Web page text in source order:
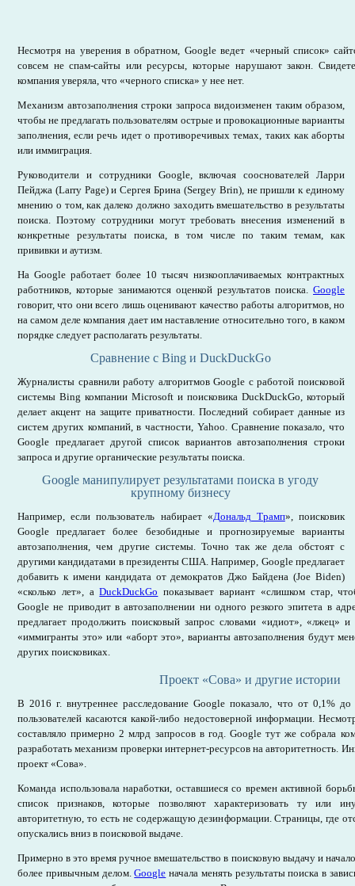
Несмотря на уверения в обратном, Google ведет «черный список»
совсем не спам-сайты или ресурсы, которые нарушают закон.
компания уверяла, что «черного списка» у нее нет.
Механизм автозаполнения строки запроса видоизменен таким образом,
чтобы не предлагать пользователям острые и провокационные варианты
заполнения, если речь идет о противоречивых темах, таких как аборты
или иммиграция.
Руководители и сотрудники Google, включая сооснователей Ларри
Пейджа (Larry Page) и Сергея Брина (Sergey Brin), не пришли к единому
мнению о том, как далеко должно заходить вмешательство в результаты
поиска. Поэтому сотрудники могут требовать внесения изменений в
конкретные результаты поиска, в том числе по таким темам, как
прививки и аутизм.
На Google работает более 10 тысяч низкооплачиваемых контрактных
работников, которые занимаются оценкой результатов поиска. Google
говорит, что они всего лишь оценивают качество работы алгоритмов, но
на самом деле компания дает им наставление относительно того, в каком
порядке следует располагать результаты.
Сравнение с Bing и DuckDuckGo
Журналисты сравнили работу алгоритмов Google с работой поисковой
системы Bing компании Microsoft и поисковика DuckDuckGo, который
делает акцент на защите приватности. Последний собирает данные из
систем других компаний, в частности, Yahoo. Сравнение показало, что
Google предлагает другой список вариантов автозаполнения строки
запроса и другие органические результаты поиска.
Google манипулирует результатами поиска в угоду
крупному бизнесу
Например, если пользователь набирает «Дональд Трамп», поисковик
Google предлагает более безобидные и прогнозируемые варианты
автозаполнения, чем другие системы. Точно так же дела обстоят с
другими кандидатами в президенты США. Например, Google предлагает
добавить к имени кандидата от демократов Джо Байдена (Joe Biden)
«сколько лет», аDuckDuckGo показывает вариант «слишком стар,
Google не приводит в автозаполнении ни одного резкого эпитета в
предлагает продолжить поисковый запрос словами «идиот», «лжец»
«иммигранты это» или «аборт это», варианты автозаполнения будут
других поисковиках.
Проект «Сова» и другие истории
В 2016 г. внутреннее расследование Google показало, что от 0,1%
пользователей касаются какой-либо недостоверной информации.
составляло примерно 2 млрд запросов в год. Google тут же собрала
разработать механизм проверки интернет-ресурсов на авторитетность.
проект «Сова».
Команда использовала наработки, оставшиеся со времен активной
список признаков, которые позволяют характеризовать ту или
авторитетную, то есть не содержащую дезинформации. Страницы, где
опускались вниз в поисковой выдаче.
Примерно в это время ручное вмешательство в поисковую выдачу и
более привычным делом.Google начала менять результаты поиска в